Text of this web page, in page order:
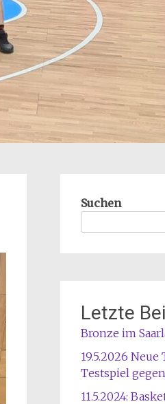
Suchen
Letzte
Bronze im
19.5.2026
Testspiel
11.5.2024: